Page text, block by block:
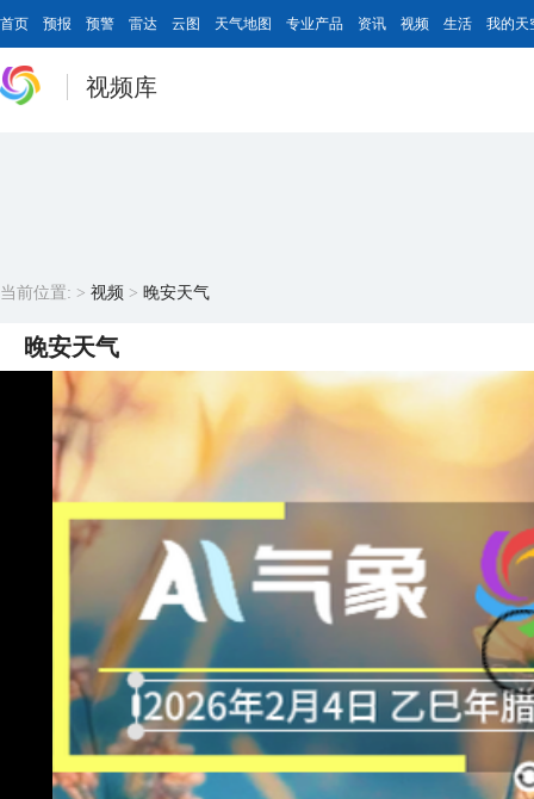
首页 预报 预警 雷达 云图 天气地图 专业产品 资讯 视频 生活 我的天
视频库
当前位置: > 视频 > 晚安天气
晚安天气